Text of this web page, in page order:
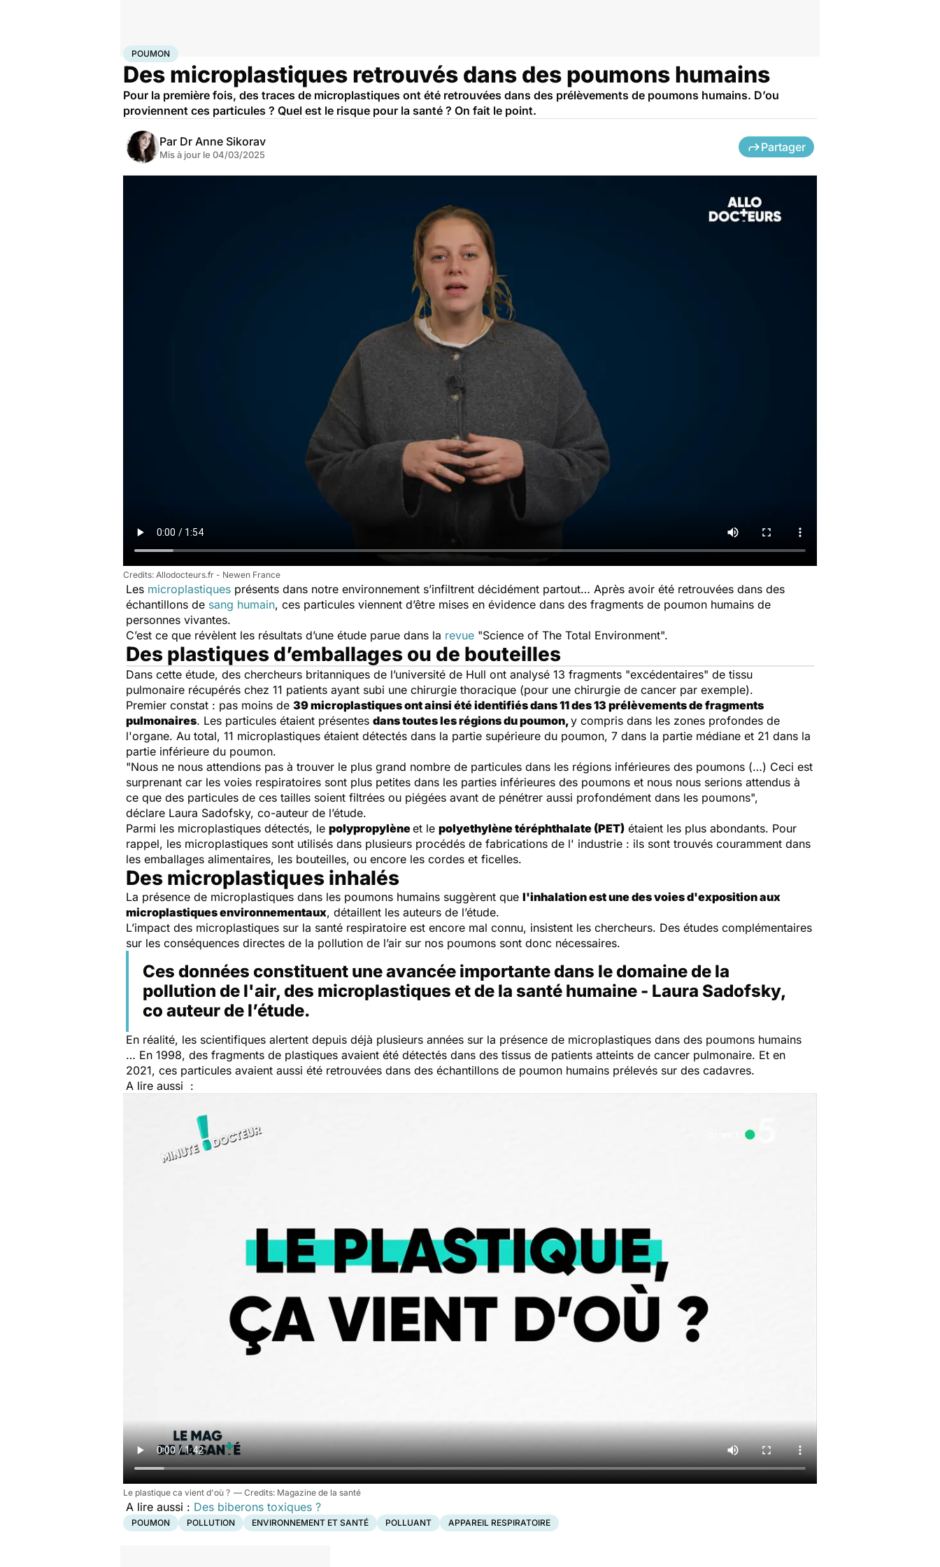
AccueilSanté Poumon
POUMON
Des microplastiques retrouvés dans des poumons humains
Pour la première fois, des traces de microplastiques ont été retrouvées dans des prélèvements de poumons humains. D’ou
proviennent ces particules ? Quel est le risque pour la santé ? On fait le point.
Par Dr Anne Sikorav
Mis à jour le 04/03/2025
Partager
Allodocteurs.fr - Newen France
Les microplastiques présents dans notre environnement s’infiltrent décidément partout… Après avoir été retrouvées dans des
échantillons de sang humain, ces particules viennent d’être mises en évidence dans des fragments de poumon humains de
personnes vivantes.
C’est ce que révèlent les résultats d’une étude parue dans la revue "Science of The Total Environment".
Des plastiques d’emballages ou de bouteilles
Dans cette étude, des chercheurs britanniques de l’université de Hull ont analysé 13 fragments "excédentaires" de tissu
pulmonaire récupérés chez 11 patients ayant subi une chirurgie thoracique (pour une chirurgie de cancer par exemple).
Premier constat : pas moins de 39 microplastiques ont ainsi été identifiés dans 11 des 13 prélèvements de fragments
pulmonaires. Les particules étaient présentes dans toutes les régions du poumon,y compris dans les zones profondes de
l'organe. Au total, 11 microplastiques étaient détectés dans la partie supérieure du poumon, 7 dans la partie médiane et 21 dans la
partie inférieure du poumon.
"Nous ne nous attendions pas à trouver le plus grand nombre de particules dans les régions inférieures des poumons (…) Ceci est
surprenant car les voies respiratoires sont plus petites dans les parties inférieures des poumons et nous nous serions attendus à
ce que des particules de ces tailles soient filtrées ou piégées avant de pénétrer aussi profondément dans les poumons",
déclare Laura Sadofsky, co-auteur de l’étude.
Parmi les microplastiques détectés, le polypropylèneet le polyethylène téréphthalate (PET) étaient les plus abondants. Pour
rappel, les microplastiques sont utilisés dans plusieurs procédés de fabrications de l' industrie : ils sont trouvés couramment dans
les emballages alimentaires, les bouteilles, ou encore les cordes et ficelles.
Des microplastiques inhalés
La présence de microplastiques dans les poumons humains suggèrent que l'inhalation est une des voies d'exposition aux
microplastiques environnementaux, détaillent les auteurs de l’étude.
L’impact des microplastiques sur la santé respiratoire est encore mal connu, insistent les chercheurs. Des études complémentaires
sur les conséquences directes de la pollution de l’air sur nos poumons sont donc nécessaires.
Ces données constituent une avancée importante dans le domaine de la
pollution de l'air, des microplastiques et de la santé humaine - Laura Sadofsky,
co auteur de l’étude.
En réalité, les scientifiques alertent depuis déjà plusieurs années sur la présence de microplastiques dans des poumons humains
… En 1998, des fragments de plastiques avaient été détectés dans des tissus de patients atteints de cancer pulmonaire. Et en
2021, ces particules avaient aussi été retrouvées dans des échantillons de poumon humains prélevés sur des cadavres.
A lire aussi :
Le plastique ca vient d'où ? Magazine de la santé
A lire aussi : Des biberons toxiques ?
POUMON POLLUTION ENVIRONNEMENT ET SANTÉ POLLUANT APPAREIL RESPIRATOIRE